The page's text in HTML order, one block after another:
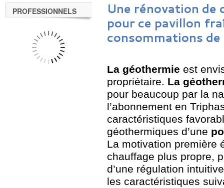
Une rénovation de
pour ce pavillon
consommations
La géothermie est
propriétaire. La
pour beaucoup par la
l’abonnement en
caractéristiques
géothermiques d’une
La motivation première
chauffage plus propre,
d’une régulation
les caractéristiques
PROFESSIONNELS